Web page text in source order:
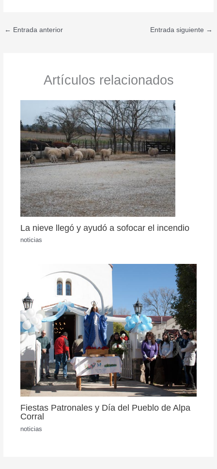
← Entrada anterior Entrada siguiente →
Artículos relacionados
La nieve llegó y ayudó a sofocar el incendio
noticias
Fiestas Patronales y Día del Pueblo de Alpa
Corral
noticias